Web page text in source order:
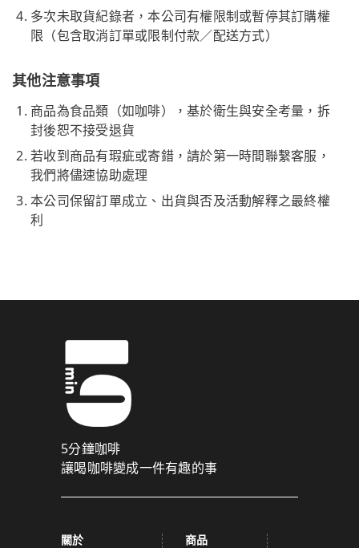
多次未取貨紀錄者，本公司有權限制或暫停其訂購權
限（包含取消訂單或限制付款／配送方式）
其他注意事項
商品為食品類（如咖啡），基於衛生與安全考量，拆
封後恕不接受退貨
若收到商品有瑕疵或寄錯，請於第一時間聯繫客服，
我們將儘速協助處理
本公司保留訂單成立、出貨與否及活動解釋之最終權
利
5分鐘咖啡
讓喝咖啡變成一件有趣的事
關於 商品